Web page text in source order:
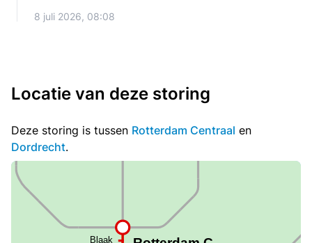
8 juli 2026, 08:08
Locatie van deze storing
Deze storing is tussen Rotterdam Centraal en
Dordrecht.